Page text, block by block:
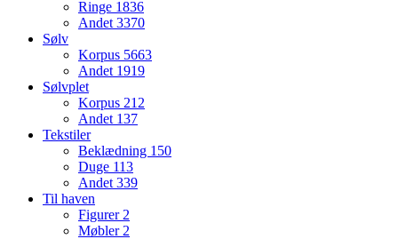
Ringe 1836
Andet3370
Sølv
Korpus 5663
Andet 1919
Sølvplet
Korpus 212
Andet 137
Tekstiler
Beklædning 150
Duge 113
Andet339
Til haven
Figurer2
Møbler2